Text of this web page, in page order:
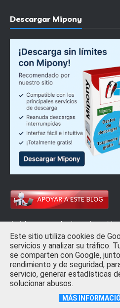
Descargar Mipony
Ayúdanos a que las horas invertidas
en este blog sean más llevaderas
Este sitio utiliza cookies de
servicios y analizar su tráfico.
se comparten con Google,
rendimiento y de seguridad,
servicio, generar estadísticas
solucionar abusos.
MÁS